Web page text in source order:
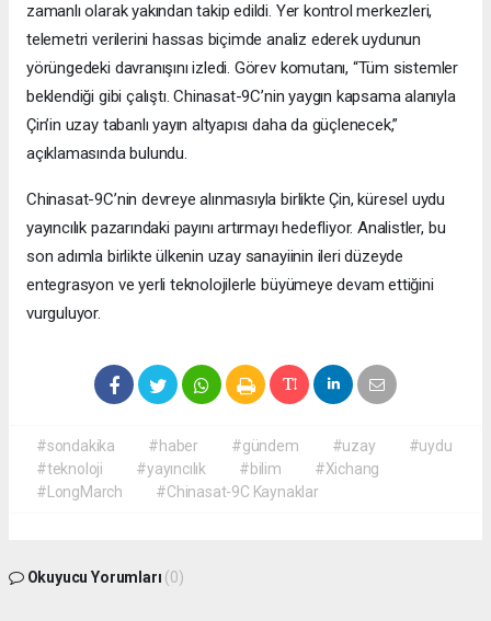
zamanlı olarak yakından takip edildi. Yer kontrol merkezleri,
telemetri verilerini hassas biçimde analiz ederek uydunun
yörüngedeki davranışını izledi. Görev komutanı, “Tüm sistemler
beklendiği gibi çalıştı. Chinasat-9C’nin yaygın kapsama alanıyla
Çin’in uzay tabanlı yayın altyapısı daha da güçlenecek,”
açıklamasında bulundu.
Chinasat-9C’nin devreye alınmasıyla birlikte Çin, küresel uydu
yayıncılık pazarındaki payını artırmayı hedefliyor. Analistler, bu
son adımla birlikte ülkenin uzay sanayiinin ileri düzeyde
entegrasyon ve yerli teknolojilerle büyümeye devam ettiğini
vurguluyor.
#sondakika #haber #gündem #uzay
#uydu
#teknoloji
#yayıncılık #bilim
#Xichang
#LongMarch
#Chinasat-9C Kaynaklar
Okuyucu Yorumları (0)